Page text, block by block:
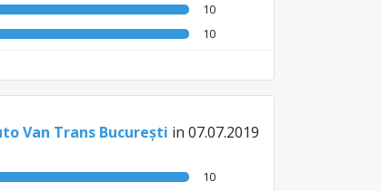
10
10
Van Trans București in 07.07.2019
10